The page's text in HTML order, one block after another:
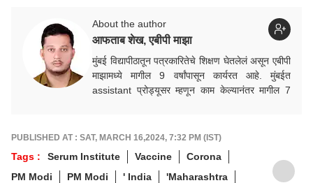
About the author
आफताब शेख, एबीपी माझा
मुंबई विद्यापीठातून पत्रकारितेचे शिक्षण घेतलेलं असून एबीपी
माझामध्ये मागील 9 वर्षांपासून कार्यरत आहे. मुंबईत
assistant प्रोड्यूसर म्हणून काम केल्यानंतर मागील 7
PUBLISHED AT : SAT, MARCH 16,2024, 7:32 PM (IST)
Tags : Serum Institute Vaccine
Corona
PM Modi
PM Modi ' India
'Maharashtra